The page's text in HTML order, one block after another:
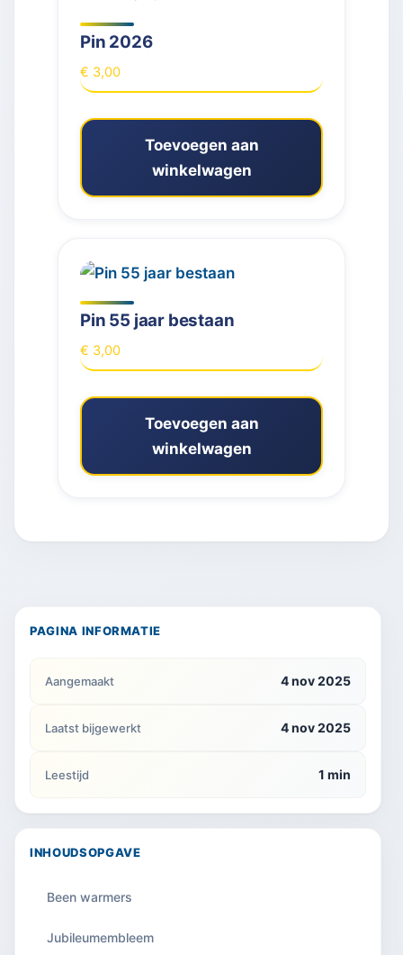
Pin 2026
€ 3,00
Toevoegen aan
winkelwagen
Pin 55 jaar bestaan
€ 3,00
Toevoegen aan
winkelwagen
PAGINA INFORMATIE
Aangemaakt 4 nov 2025
Laatst bijgewerkt 4 nov 2025
Leestijd 1 min
INHOUDSOPGAVE
Been warmers
Jubileumembleem